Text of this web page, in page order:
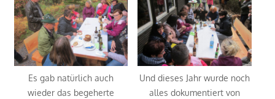
Es gab natürlich auch
wieder das begeherte
Und dieses Jahr wurde noch
alles dokumentiert von